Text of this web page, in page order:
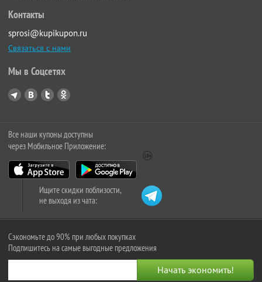
Контакты
sprosi@kupikupon.ru
Связаться с нами
Мы в Соцсетях
Все наши купоны доступны
через Мобильное Приложение:
Ищите скидки поблизости,
не выходя из чата:
Сэкономьте до 90% при любых покупках
Подпишитесь на самые выгодные предложения